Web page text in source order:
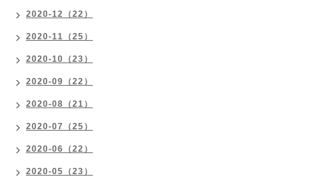
2020-12（22）
2020-11（25）
2020-10（23）
2020-09（22）
2020-08（21）
2020-07（25）
2020-06（22）
2020-05（23）